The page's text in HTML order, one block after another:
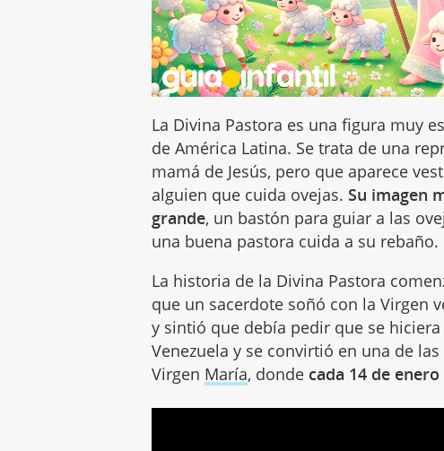
La Divina Pastora es una figura muy
de América Latina. Se trata de una
mamá de Jesús, pero que aparece
alguien que cuida ovejas.Su imagen
grande, un bastón para guiar a las
una buena pastora cuida a su rebaño.
La historia de la Divina Pastora
que un sacerdote soñó con la Virgen
y sintió que debía pedir que se
Venezuela y se convirtió en una de
Virgen María, donde cada 14 de